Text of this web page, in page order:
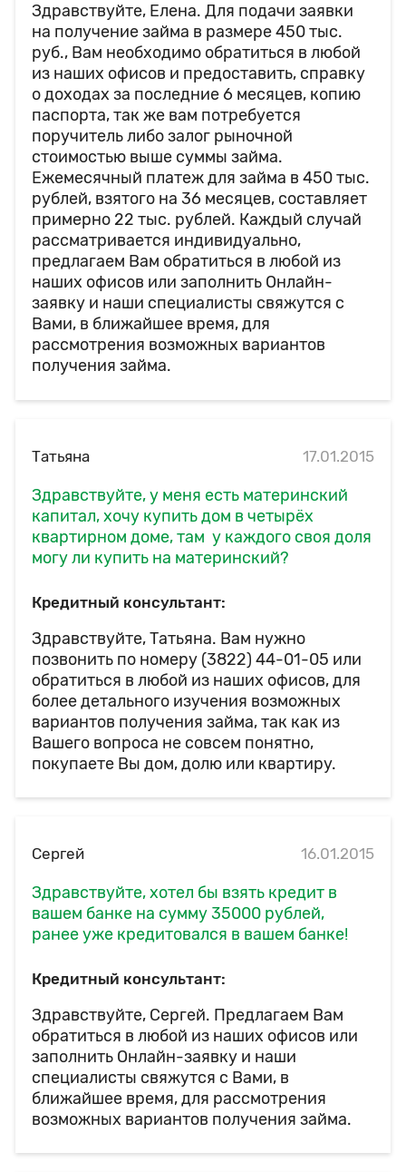
Здравствуйте, Елена. Для подачи заявки
на получение займа в размере 450 тыс.
руб., Вам необходимо обратиться в любой
из наших офисов и предоставить, справку
о доходах за последние 6 месяцев, копию
паспорта, так же вам потребуется
поручитель либо залог рыночной
стоимостью выше суммы займа.
Ежемесячный платеж для займа в 450 тыс.
рублей, взятого на 36 месяцев, составляет
примерно 22 тыс. рублей. Каждый случай
рассматривается индивидуально,
предлагаем Вам обратиться в любой из
наших офисов или заполнить Онлайн-
заявку и наши специалисты свяжутся с
Вами, в ближайшее время, для
рассмотрения возможных вариантов
получения займа.
Татьяна 17.01.2015
Здравствуйте, у меня есть материнский
капитал, хочу купить дом в четырёх
квартирном доме, там у каждого своя доля
могу ли купить на материнский?
Кредитный консультант:
Здравствуйте, Татьяна. Вам нужно
позвонить по номеру (3822) 44-01-05 или
обратиться в любой из наших офисов, для
более детального изучения возможных
вариантов получения займа, так как из
Вашего вопроса не совсем понятно,
покупаете Вы дом, долю или квартиру.
Сергей 16.01.2015
Здравствуйте, хотел бы взять кредит в
вашем банке на сумму 35000 рублей,
ранее уже кредитовался в вашем банке!
Кредитный консультант:
Здравствуйте, Сергей. Предлагаем Вам
обратиться в любой из наших офисов или
заполнить Онлайн-заявку и наши
специалисты свяжутся с Вами, в
ближайшее время, для рассмотрения
возможных вариантов получения займа.